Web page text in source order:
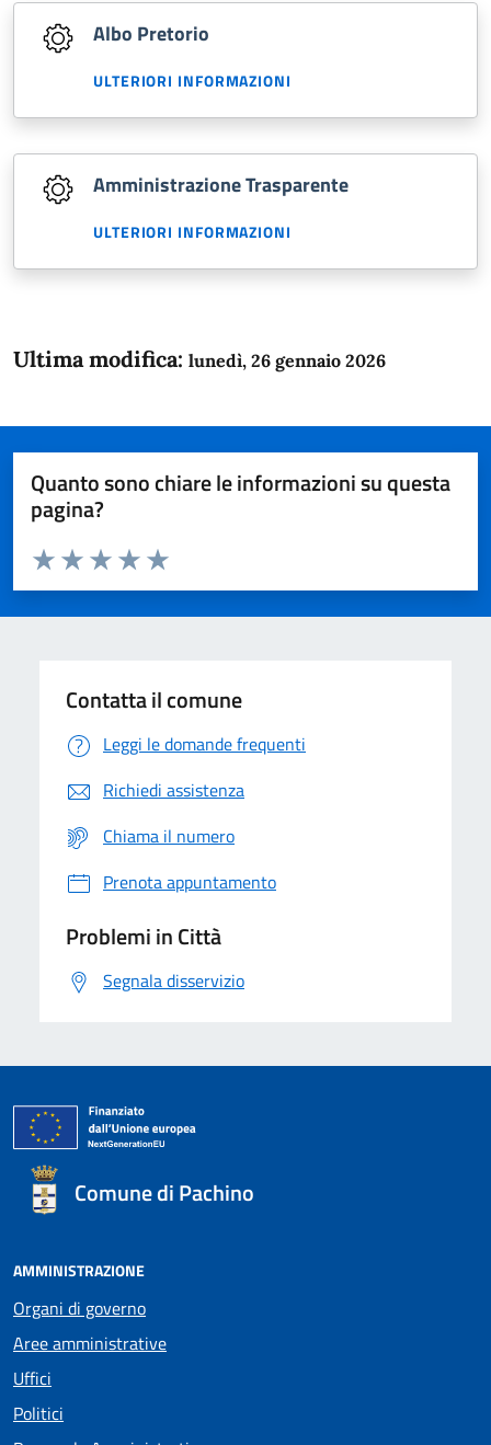
Albo Pretorio
ULTERIORI INFORMAZIONI
Amministrazione Trasparente
ULTERIORI INFORMAZIONI
Ultima modifica: lunedì, 26 gennaio 2026
Quanto sono chiare le informazioni su questa
pagina?
Domanda
Valuta da 1 a 5 stelle la pagina
Valuta 5 stelle su 5
Valuta 4 stelle su 5
Valuta 3 stelle su 5
Valuta 2 stelle su 5
Valuta 1 stelle su 5
Contatta il comune
Leggi le domande frequenti
Richiedi assistenza
Chiama il numero
Prenota appuntamento
Problemi in Città
Segnala disservizio
Comune di Pachino
AMMINISTRAZIONE
Organi di governo
Aree amministrative
Uffici
Politici